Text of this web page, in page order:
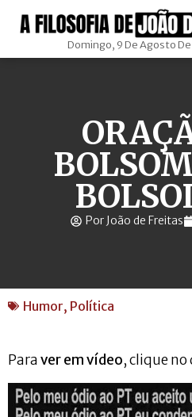
Domingo, 9 De Agosto
Por João de Freitas
Humor, Política
Paraver em vídeo, clique